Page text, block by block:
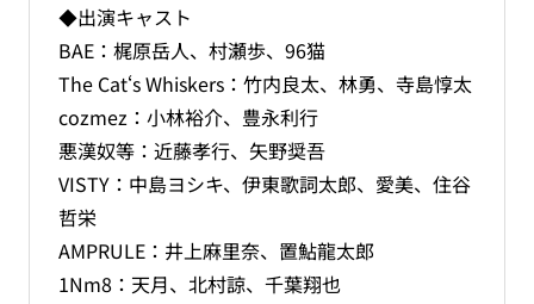
◆出演キャスト
BAE：梶原岳人、村瀬歩、96猫
The Cat‘s Whiskers：竹内良太、林勇、寺島惇太
cozmez：小林裕介、豊永利行
悪漢奴等：近藤孝行、矢野奨吾
VISTY：中島ヨシキ、伊東歌詞太郎、愛美、住谷
哲栄
AMPRULE：井上麻里奈、置鮎龍太郎
1Nm8：天月、北村諒、千葉翔也